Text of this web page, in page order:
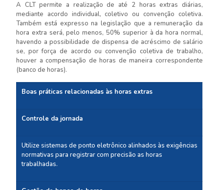
A CLT permite a realização de até 2 horas extras diárias,
mediante acordo individual, coletivo ou convenção coletiva.
Também está expresso na legislação que a remuneração da
hora extra será, pelo menos, 50% superior à da hora normal,
havendo a possibilidade de dispensa de acréscimo de salário
se, por força de acordo ou convenção coletiva de trabalho,
houver a compensação de horas de maneira correspondente
(banco de horas).
Boas práticas relacionadas às horas extras
Controle da jornada
Utilize sistemas de ponto eletrônico alinhados às exigências
normativas para registrar com precisão as horas
trabalhadas.